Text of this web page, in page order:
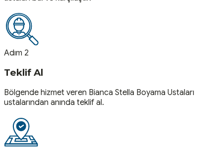
Adım 2
Teklif Al
Bölgende hizmet veren Bianca Stella Boyama Ustaları
ustalarından anında teklif al.